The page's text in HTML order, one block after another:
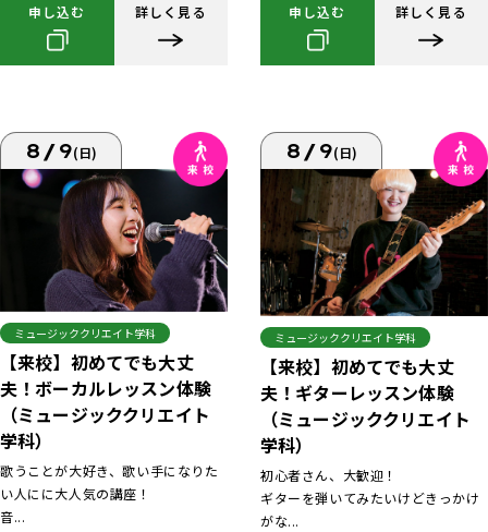
申し込む 詳しく見る 申し込む 詳しく見る
8/9(日)
ミュージッククリエイト学科
【来校】初めてでも大丈
夫！ボーカルレッスン体験
（ミュージッククリエイト
学科）
歌うことが大好き、歌い手になりた
い人にに大人気の講座！
音...
8/9(日)
ミュージッククリエイト学科
【来校】初めてでも大丈
夫！ギターレッスン体験
（ミュージッククリエイト
学科）
初心者さん、大歓迎！
ギターを弾いてみたいけどきっかけ
がな...